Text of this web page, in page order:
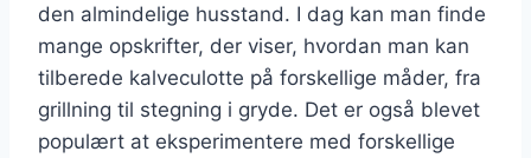
den almindelige husstand. I dag kan man finde
mange opskrifter, der viser, hvordan man kan
tilberede kalveculotte på forskellige måder, fra
grillning til stegning i gryde. Det er også blevet
populært at eksperimentere med forskellige